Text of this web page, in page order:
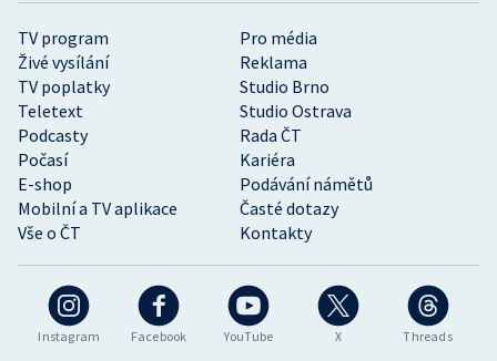
Instagram Facebook YouTube X Threads
TV program
Pro média
Živé vysílání
Reklama
TV poplatky
Studio Brno
Teletext
Studio Ostrava
Podcasty
Rada ČT
Počasí
Kariéra
E-shop
Podávání námětů
Mobilní a TV aplikace
Časté dotazy
Vše o ČT
Kontakty